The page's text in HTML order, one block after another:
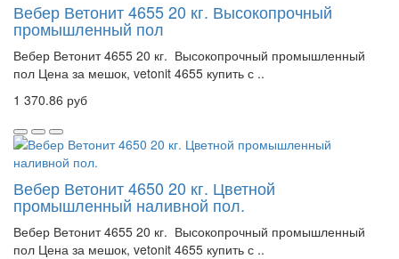
Вебер Ветонит 4655 20 кг. Высокопрочный
промышленный пол
Вебер Ветонит 4655 20 кг. Высокопрочный промышленный
пол Цена за мешок, vetonit 4655 купить с ..
1 370.86 руб
Вебер Ветонит 4650 20 кг. Цветной
промышленный наливной пол.
Вебер Ветонит 4655 20 кг. Высокопрочный промышленный
пол Цена за мешок, vetonit 4655 купить с ..